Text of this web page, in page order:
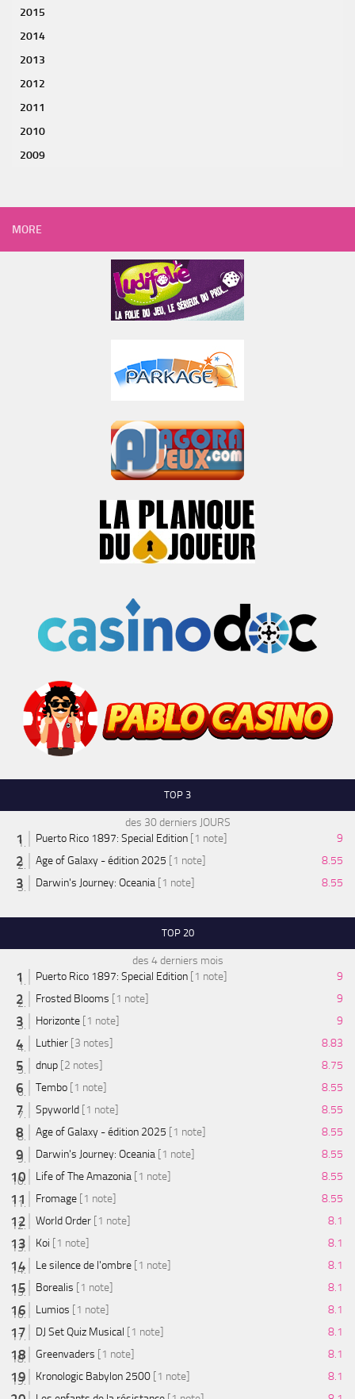
2015
2014
2013
2012
2011
2010
2009
MORE
TOP 3
des 30 derniers JOURS
Puerto Rico 1897: Special Edition [1 note]
9
Age of Galaxy - édition 2025 [1 note]
8.55
Darwin's Journey: Oceania [1 note] 8.55
TOP 20
des 4 derniers mois
Puerto Rico 1897: Special Edition [1 note]
9
Frosted Blooms [1 note]
9
Horizonte [1 note]
9
Luthier [3 notes]
8.83
dnup [2 notes]
8.75
Tembo [1 note]
8.55
Spyworld [1 note]
8.55
Age of Galaxy - édition 2025 [1 note]
8.55
Darwin's Journey: Oceania [1 note]
8.55
Life of The Amazonia [1 note]
8.55
Fromage [1 note]
8.55
World Order [1 note]
8.1
Koi [1 note]
8.1
Le silence de l'ombre [1 note]
8.1
Borealis [1 note]
8.1
Lumios [1 note]
8.1
DJ Set Quiz Musical [1 note]
8.1
Greenvaders [1 note]
8.1
Kronologic Babylon 2500 [1 note]
8.1